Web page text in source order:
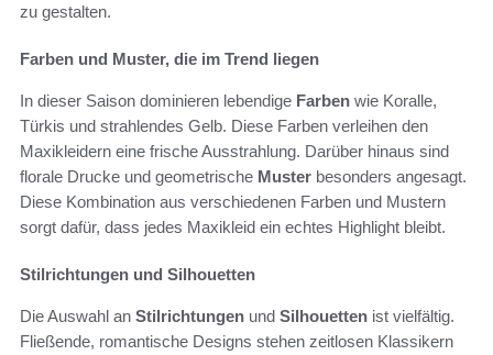
zu gestalten.
Farben und Muster, die im Trend liegen
In dieser Saison dominieren lebendige Farben wie Koralle,
Türkis und strahlendes Gelb. Diese Farben verleihen den
Maxikleidern eine frische Ausstrahlung. Darüber hinaus sind
florale Drucke und geometrische Muster besonders angesagt.
Diese Kombination aus verschiedenen Farben und Mustern
sorgt dafür, dass jedes Maxikleid ein echtes Highlight bleibt.
Stilrichtungen und Silhouetten
Die Auswahl an Stilrichtungen und Silhouetten ist vielfältig.
Fließende, romantische Designs stehen zeitlosen Klassikern